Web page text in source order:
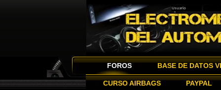
FOROS BASE DE DATOS
CURSO AIRBAGS PAYPAL